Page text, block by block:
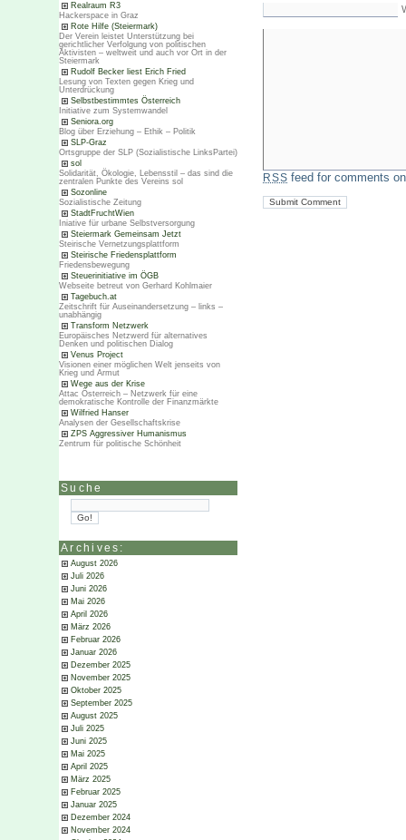
Realraum R3
Hackerspace in Graz
Rote Hilfe (Steiermark)
Der Verein leistet Unterstützung bei
gerichtlicher Verfolgung von politischen
Aktivisten – weltweit und auch vor Ort in der
Steiermark
Rudolf Becker liest Erich Fried
Lesung von Texten gegen Krieg und
Unterdrückung
Selbstbestimmtes Österreich
Initiative zum Systemwandel
Seniora.org
Blog über Erziehung – Ethik – Politik
SLP-Graz
Ortsgruppe der SLP (Sozialistische LinksPartei)
sol
Solidarität, Ökologie, Lebensstil – das sind die
zentralen Punkte des Vereins sol
Sozonline
Sozialistische Zeitung
StadtFruchtWien
Iniative für urbane Selbstversorgung
Steiermark Gemeinsam Jetzt
Steirische Vernetzungsplattform
Steirische Friedensplattform
Friedensbewegung
Steuerinitiative im ÖGB
Webseite betreut von Gerhard Kohlmaier
Tagebuch.at
Zeitschrift für Auseinandersetzung – links –
unabhängig
Transform Netzwerk
Europäisches Netzwerd für alternatives
Denken und politischen Dialog
Venus Project
Visionen einer möglichen Welt jenseits von
Krieg und Armut
Wege aus der Krise
Attac Österreich – Netzwerk für eine
demokratische Kontrolle der Finanzmärkte
Wilfried Hanser
Analysen der Gesellschaftskrise
ZPS Aggressiver Humanismus
Zentrum für politische Schönheit
Suche
Archives:
August 2026
Juli 2026
Juni 2026
Mai 2026
April 2026
März 2026
Februar 2026
Januar 2026
Dezember 2025
November 2025
Oktober 2025
September 2025
August 2025
Juli 2025
Juni 2025
Mai 2025
April 2025
März 2025
Februar 2025
Januar 2025
Dezember 2024
November 2024
RSS feed for comments